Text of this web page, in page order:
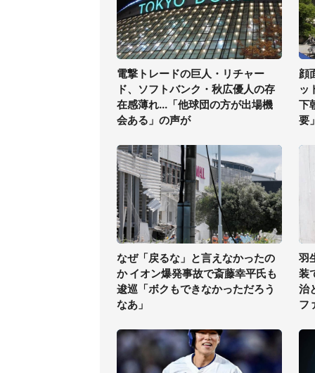
電撃トレードの巨人・リチャー
ド、ソフトバンク・秋広優人の存
在感薄れ...「他球団の方が出場機
会ある」の声が
顔
ッ
下
要
なぜ「戻るな」と言えなかったの
か イオン爆発事故で斎藤幸平氏も
逡巡「ボクもできなかっただろう
なあ」
羽
装
治
フ